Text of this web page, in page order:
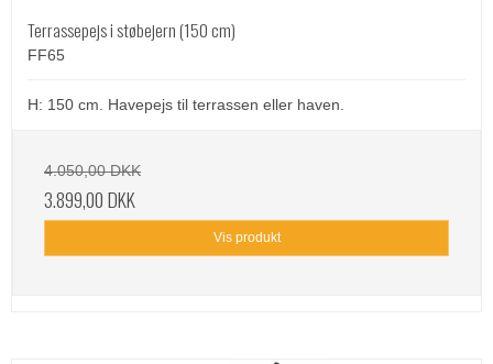
Terrassepejs i støbejern (150 cm)
FF65
H: 150 cm. Havepejs til terrassen eller haven.
4.050,00 DKK
3.899,00 DKK
Vis produkt